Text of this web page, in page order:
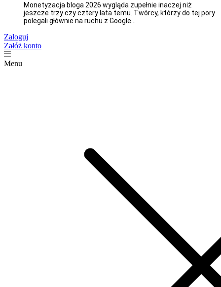
Monetyzacja bloga 2026 wygląda zupełnie inaczej niż
jeszcze trzy czy cztery lata temu. Twórcy, którzy do tej pory
polegali głównie na ruchu z Google...
Zaloguj
Załóż konto
Menu